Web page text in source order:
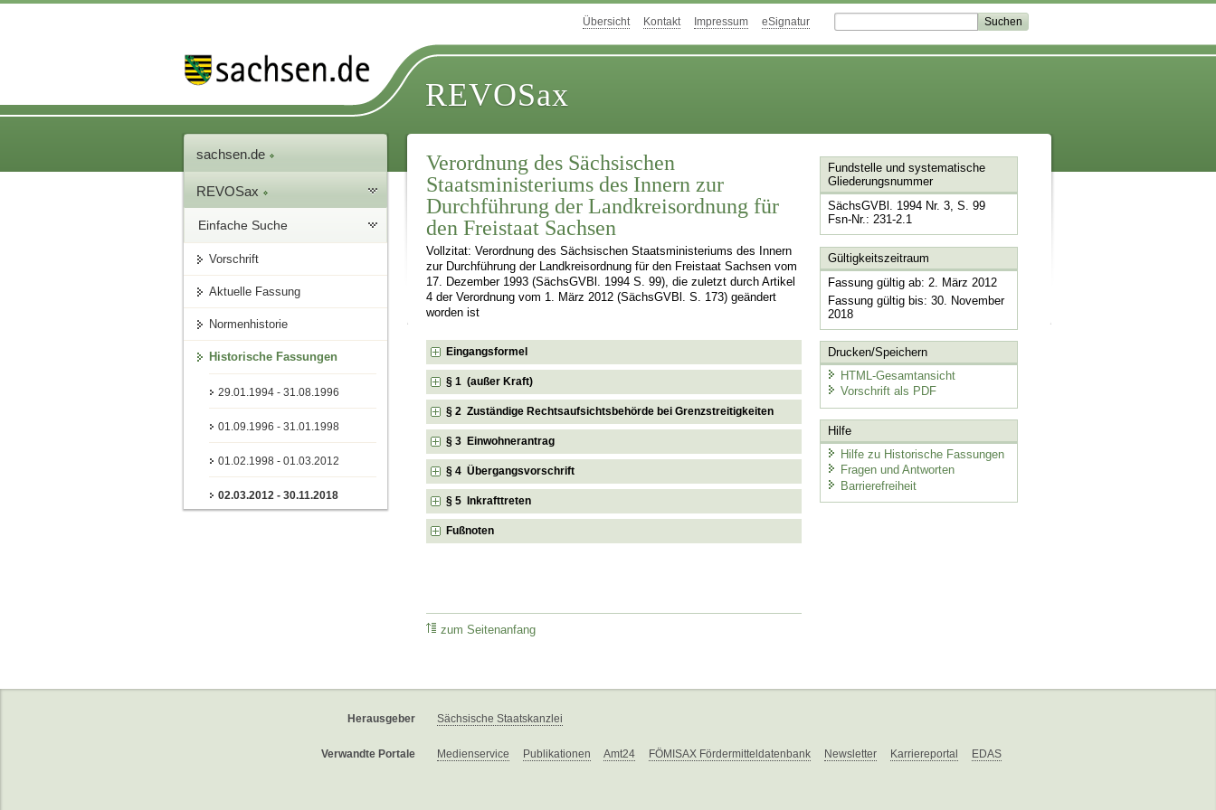
Übersicht Kontakt Impressum eSignatur
REVOSax
sachsen.de
REVOSax
Einfache Suche
Vorschrift
Aktuelle Fassung
Normenhistorie
Historische Fassungen
29.01.1994 - 31.08.1996
01.09.1996 - 31.01.1998
01.02.1998 - 01.03.2012
02.03.2012 - 30.11.2018
Verordnung des Sächsischen
Staatsministeriums des Innern zur
Durchführung der Landkreisordnung für
den Freistaat Sachsen
Vollzitat: Verordnung des Sächsischen Staatsministeriums des Innern
zur Durchführung der Landkreisordnung für den Freistaat Sachsen vom
17. Dezember 1993 (SächsGVBl. 1994 S. 99), die zuletzt durch Artikel
4 der Verordnung vom 1. März 2012 (SächsGVBl. S. 173) geändert
worden ist
Eingangsformel
§ 1 (außer Kraft)
§ 2 Zuständige Rechtsaufsichtsbehörde bei Grenzstreitigkeiten
§ 3 Einwohnerantrag
§ 4 Übergangsvorschrift
§ 5 Inkrafttreten
Fußnoten
zum Seitenanfang
Fundstelle und systematische
Gliederungsnummer
SächsGVBl. 1994 Nr. 3, S. 99
Fsn-Nr.: 231-2.1
Gültigkeitszeitraum
Fassung gültig ab: 2. März 2012
Fassung gültig bis: 30. November
2018
Drucken/Speichern
HTML-Gesamtansicht
Vorschrift als PDF
Hilfe
Hilfe zu Historische Fassungen
Fragen und Antworten
Barrierefreiheit
Herausgeber Sächsische Staatskanzlei
Verwandte Portale Medienservice Publikationen Amt24 FÖMISAX Fördermitteldatenbank Newsletter Karriereportal EDAS